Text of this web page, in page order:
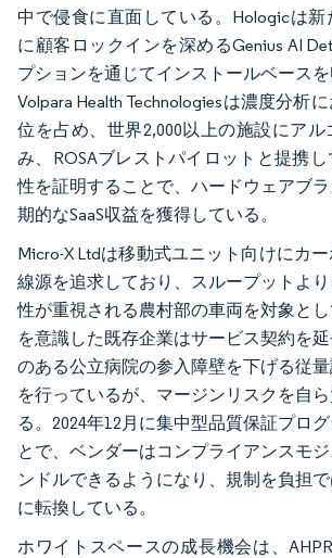
中で侵食に直面している。Hologicは新
に顧客ロックインを深めるGenius AI
プションを通じてインストールベースを
Volpara Health Technologiesは濃度分析
位を占め、世界2,000以上の施設にア
み、ROSAブレストパイロットと提携
性を証明することで、ハードウェアブ
期的なSaaS収益を獲得している。
Micro-X Ltdは移動式ユニット向けにカ
線源を追求しており、スループットよ
性が重視される農村部の車両を対象と
を意識した既存企業はサービス契約を
のある公立病院の参入障壁を下げる従
を行っているが、マージンリスクを自
る。2024年12月に集中型品質保証プロ
とで、ベンダーはコンプライアンスモ
ンドルできるようになり、規制を負担
に転換している。
ホワイトスペースの成長機会は、